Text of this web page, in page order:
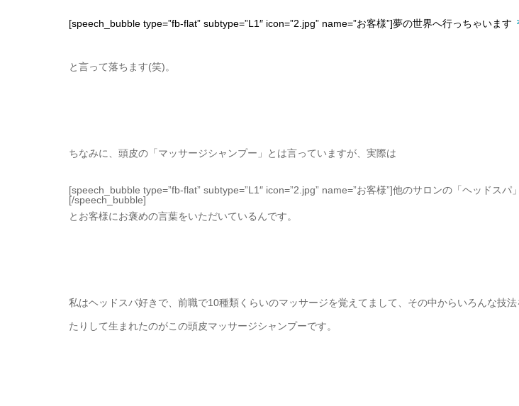
[speech_bubble type=”fb-flat” subtype=”L1″ icon=”2.jpg” name=”お客様”]夢の世界へ行っちゃいます
と言って落ちます(笑)。
ちなみに、頭皮の「マッサージシャンプー」とは言っていますが、実際は
[speech_bubble type=”fb-flat” subtype=”L1″ icon=”2.jpg” name=”お客様”]他のサロンの「ヘッドスパ
[/speech_bubble]
とお客様にお褒めの言葉をいただいているんです。
私はヘッドスパ好きで、前職で10種類くらいのマッサージを覚えてまして、その中からいろんな技
たりして生まれたのがこの頭皮マッサージシャンプーです。